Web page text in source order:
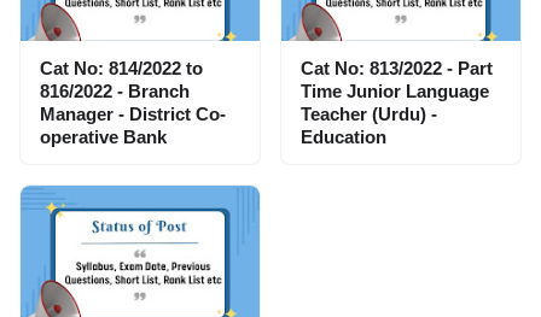
Cat No: 814/2022 to
816/2022 - Branch
Manager - District Co-
operative Bank
Cat No: 813/2022 - Part
Time Junior Language
Teacher (Urdu) -
Education